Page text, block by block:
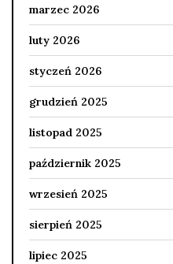
marzec 2026
luty 2026
styczeń 2026
grudzień 2025
listopad 2025
październik 2025
wrzesień 2025
sierpień 2025
lipiec 2025